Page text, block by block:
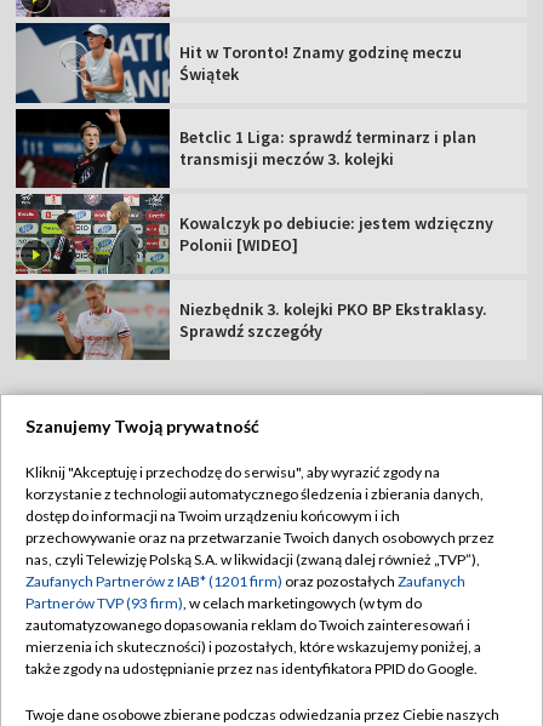
Hit w Toronto! Znamy godzinę meczu
Świątek
Betclic 1 Liga: sprawdź terminarz i plan
transmisji meczów 3. kolejki
Kowalczyk po debiucie: jestem wdzięczny
Polonii [WIDEO]
Niezbędnik 3. kolejki PKO BP Ekstraklasy.
Sprawdź szczegóły
Abonament TVP
Sklep TVP
Biuro Reklamy
Oferta Handlowa
Telegazeta ogłoszenia
Regulamin TVP
Polityka prywatności
Moje zgody
Biuro reklamy
Kontakt
Szanujemy Twoją prywatność
Kliknij "Akceptuję i przechodzę do serwisu", aby wyrazić zgody na
korzystanie z technologii automatycznego śledzenia i zbierania danych,
dostęp do informacji na Twoim urządzeniu końcowym i ich
przechowywanie oraz na przetwarzanie Twoich danych osobowych przez
nas, czyli Telewizję Polską S.A. w likwidacji (zwaną dalej również „TVP”),
Zaufanych Partnerów z IAB* (1201 firm) oraz pozostałych Zaufanych
Partnerów TVP (93 firm), w celach marketingowych (w tym do
zautomatyzowanego dopasowania reklam do Twoich zainteresowań i
mierzenia ich skuteczności) i pozostałych, które wskazujemy poniżej, a
także zgody na udostępnianie przez nas identyfikatora PPID do Google.
Twoje dane osobowe zbierane podczas odwiedzania przez Ciebie naszych